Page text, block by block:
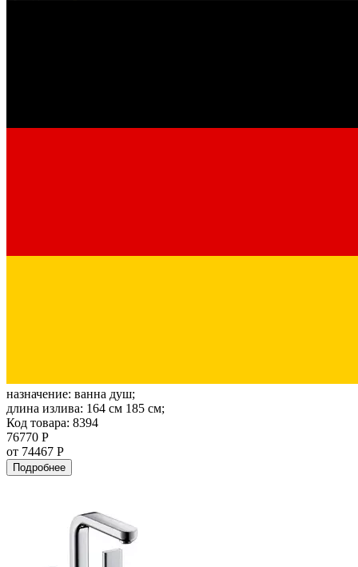
назначение: ванна душ;
длина излива: 164 см 185 см;
Код товара: 8394
76770 Р
от 74467 Р
Подробнее